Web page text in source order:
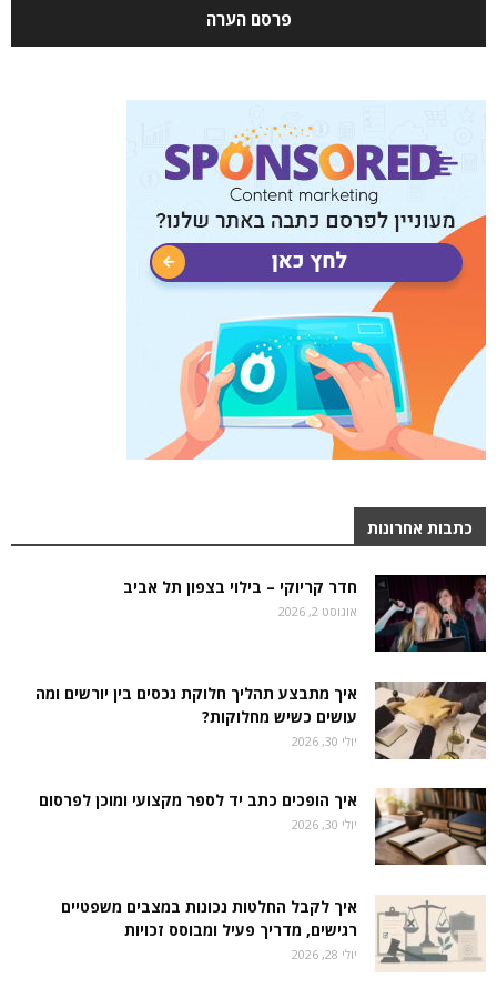
כתבות אחרונות
חדר קריוקי – בילוי בצפון תל אביב
אוגוסט 2, 2026
איך מתבצע תהליך חלוקת נכסים בין יורשים ומה
עושים כשיש מחלוקות?
יולי 30, 2026
איך הופכים כתב יד לספר מקצועי ומוכן לפרסום
יולי 30, 2026
איך לקבל החלטות נכונות במצבים משפטיים
רגישים, מדריך פעיל ומבוסס זכויות
יולי 28, 2026